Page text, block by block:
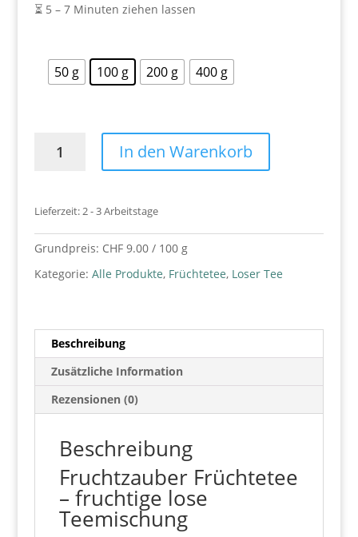
⏳ 5 – 7 Minuten ziehen lassen
50 g 100 g 200 g 400 g
In den Warenkorb
Lieferzeit:2 - 3 Arbeitstage
Grundpreis: CHF9.00/ 100 g
Kategorie: Alle Produkte, Früchtetee, Loser Tee
Beschreibung
Zusätzliche Information
Rezensionen (0)
Beschreibung
Fruchtzauber Früchtetee
– fruchtige lose
Teemischung